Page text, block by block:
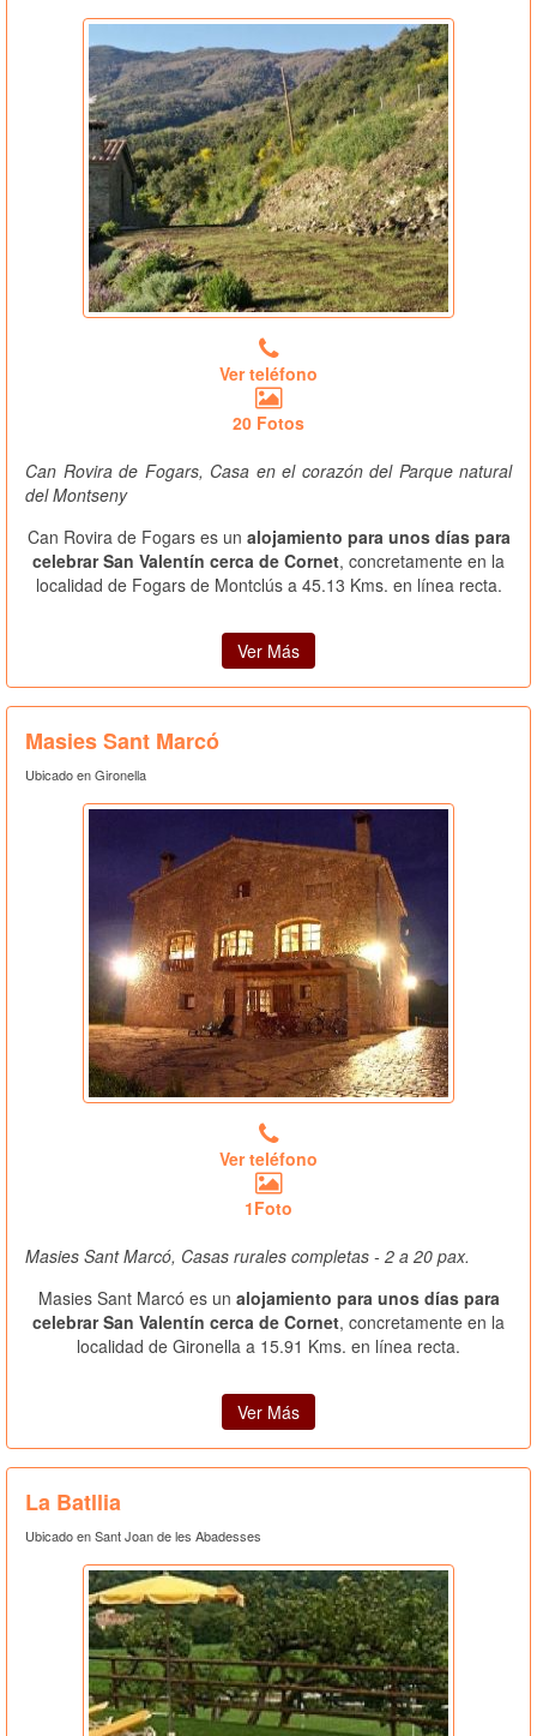
Ver teléfono
20 Fotos
Can Rovira de Fogars, Casa en el corazón del Parque natural
del Montseny
Can Rovira de Fogars es un alojamiento para unos días para
celebrar San Valentín cerca de Cornet, concretamente en la
localidad de Fogars de Montclús a 45.13 Kms. en línea recta.
Ver Más
Masies Sant Marcó
Ubicado en Gironella
Ver teléfono
1Foto
Masies Sant Marcó, Casas rurales completas - 2 a 20 pax.
Masies Sant Marcó es un alojamiento para unos días para
celebrar San Valentín cerca de Cornet, concretamente en la
localidad de Gironella a 15.91 Kms. en línea recta.
Ver Más
La Batllia
Ubicado en Sant Joan de les Abadesses